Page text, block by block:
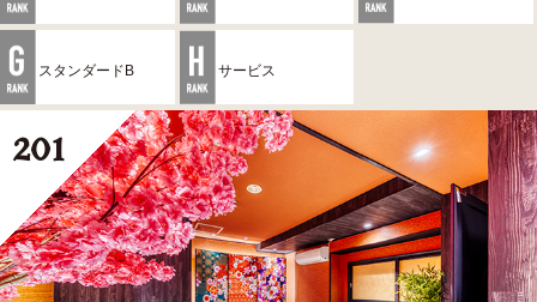
スタンダードB サービス
201